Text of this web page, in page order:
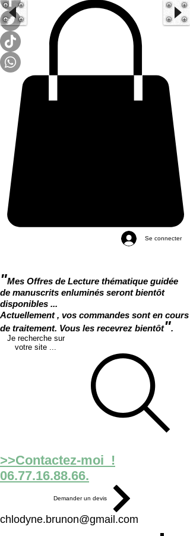
Se connecter
"Mes Offres de Lecture thématique guidée
de manuscrits enluminés seront bientôt
disponibles ...
Actuellement , vos commandes sont en cours
de traitement. Vous les recevrez bientôt".
Je recherche sur
votre site ...
>>Contactez-moi !
06.77.16.88.66.
Demander un devis
chlodyne.brunon@gmail.com